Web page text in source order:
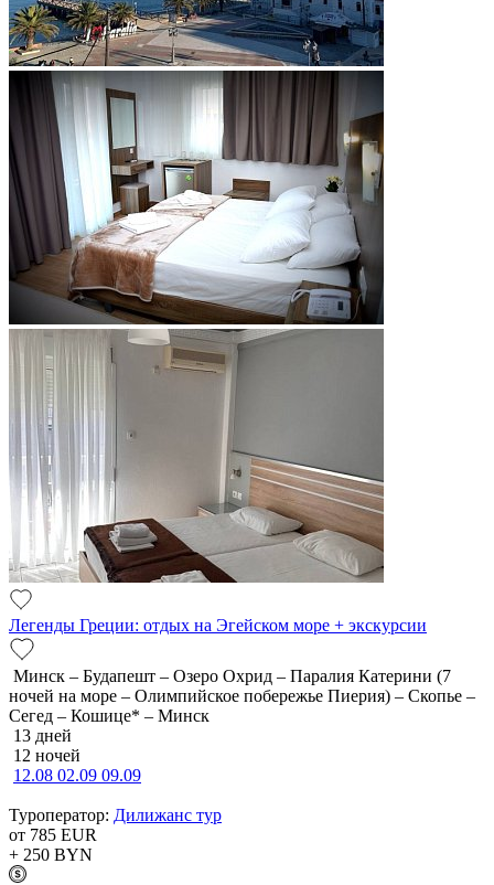
Легенды Греции: отдых на Эгейском море + экскурсии
Минск – Будапешт – Озеро Охрид – Паралия Катерини (7
ночей на море – Олимпийское побережье Пиерия) – Скопье –
Сегед – Кошице* – Минск
13 дней
12 ночей
12.08 02.09 09.09
Туроператор: Дилижанс тур
от 785 EUR
+ 250 BYN